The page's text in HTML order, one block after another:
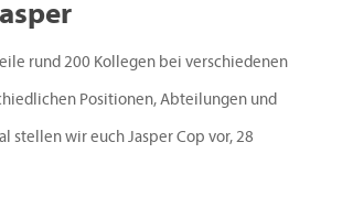
rund 200 Kollegen bei verschiedenen
Positionen, Abteilungen und
stellen wir euch Jasper Cop vor, 28